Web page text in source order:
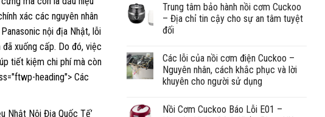
Trung tâm bảo hành nồi cơm Cuckoo
– Địa chỉ tin cậy cho sự an tâm tuyệt
đối
Các lỗi của nồi cơm điện Cuckoo –
Nguyên nhân, cách khắc phục và lời
khuyên cho người sử dụng
Nồi Cơm Cuckoo Báo Lỗi E01 –